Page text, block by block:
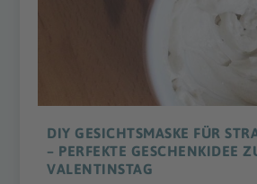
DIY GESICHTSMASKE FÜR
– PERFEKTE GESCHENKIDEE
VALENTINSTAG